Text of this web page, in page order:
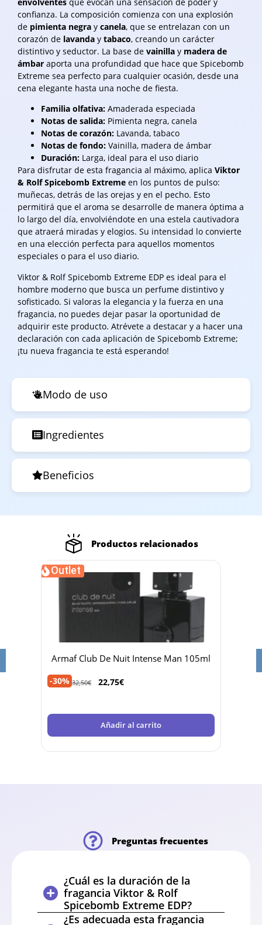
Modo de uso
Ingredientes
Beneficios
confianza. La composición comienza con una explosión
de pimienta negra y canela, que se entrelazan con un
corazón de lavanda y tabaco, creando un carácter
distintivo y seductor. La base de vainilla y madera de
ámbar aporta una profundidad que hace que Spicebomb
Extreme sea perfecto para cualquier ocasión, desde una
cena elegante hasta una noche de fiesta.
Familia olfativa: Amaderada especiada
Notas de salida: Pimienta negra, canela
Notas de corazón: Lavanda, tabaco
Notas de fondo: Vainilla, madera de ámbar
Duración: Larga, ideal para el uso diario
Para disfrutar de esta fragancia al máximo, aplica Viktor
& Rolf Spicebomb Extreme en los puntos de pulso:
muñecas, detrás de las orejas y en el pecho. Esto
permitirá que el aroma se desarrolle de manera óptima a
lo largo del día, envolviéndote en una estela cautivadora
que atraerá miradas y elogios. Su intensidad lo convierte
en una elección perfecta para aquellos momentos
especiales o para el uso diario.
Viktor & Rolf Spicebomb Extreme EDP es ideal para el
hombre moderno que busca un perfume distintivo y
sofisticado. Si valoras la elegancia y la fuerza en una
fragancia, no puedes dejar pasar la oportunidad de
adquirir este producto. Atrévete a destacar y a hacer una
declaración con cada aplicación de Spicebomb Extreme;
¡tu nueva fragancia te está esperando!
Productos relacionados
Outlet
Armaf Club De Nuit Intense Man 105ml
-30% 32,50€ 22,75€
Añadir al carrito
Preguntas frecuentes
¿Cuál es la duración de la
fragancia Viktor & Rolf
Spicebomb Extreme EDP?
¿Es adecuada esta fragancia